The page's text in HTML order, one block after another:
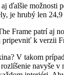
ďalšie možnosti
je hrubý len
Frame patrí aj
k verzii
V takom
navyše